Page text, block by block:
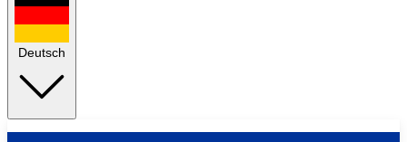
Deutsch